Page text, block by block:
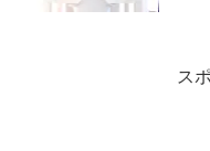
ス